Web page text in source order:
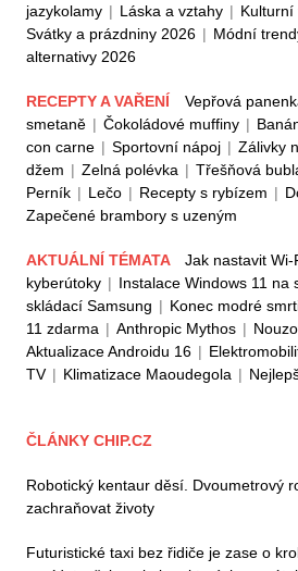
jazykolamy | Láska a vztahy | Kulturní
Svátky a prázdniny 2026 | Módní
alternativy 2026
RECEPTY A VAŘENÍ Vepřová
smetaně | Čokoládové muffiny |
con carne | Sportovní nápoj | Zálivky
džem | Zelná polévka | Třešňová
Perník | Lečo | Recepty s rybízem |
Zapečené brambory s uzeným
AKTUÁLNÍ TÉMATA Jak nastavit Wi-
kyberútoky | Instalace Windows 11 na
skládací Samsung | Konec modré
11 zdarma | Anthropic Mythos |
Aktualizace Androidu 16 |
TV | Klimatizace Maoudegola |
ČLÁNKY CHIP.CZ
Robotický kentaur děsí. Dvoumetrový
zachraňovat životy
Futuristické taxi bez řidiče je zase o